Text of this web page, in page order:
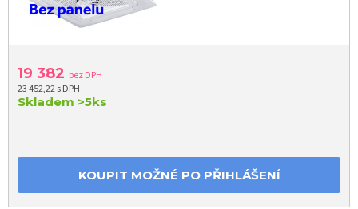
19 382 bez DPH
23 452,22 s DPH
Skladem >5ks
KOUPIT MOŽNÉ PO PŘIHLÁŠENÍ